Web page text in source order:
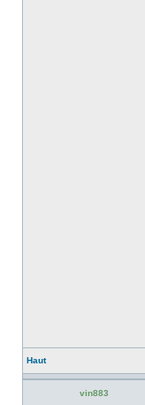
Haut
vin883